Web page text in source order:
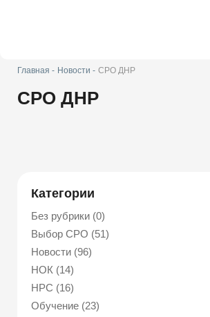
Главная - Новости - СРО ДНР
СРО ДНР
Категории
Без рубрики (0)
Выбор СРО (51)
Новости (96)
НОК (14)
НРС (16)
Обучение (23)